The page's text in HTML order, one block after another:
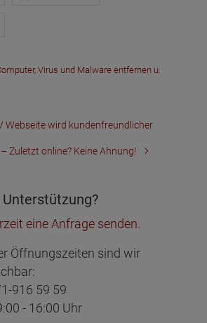
, Virus und Malware entfernen u.
Webseite wird kundenfreundlicher
Zuletzt online? Keine Ahnung!
eine Anfrage senden.
Öffnungszeiten sind wir
916 59 59
- 16:00 Uhr